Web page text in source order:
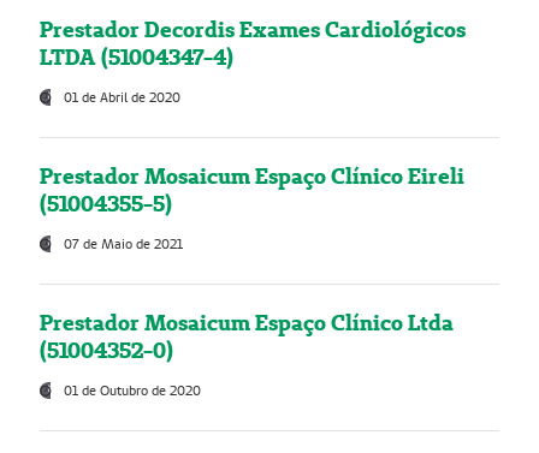
Prestador Decordis Exames Cardiológicos
LTDA (51004347-4)
01 de Abril de 2020
Prestador Mosaicum Espaço Clínico Eireli
(51004355-5)
07 de Maio de 2021
Prestador Mosaicum Espaço Clínico Ltda
(51004352-0)
01 de Outubro de 2020